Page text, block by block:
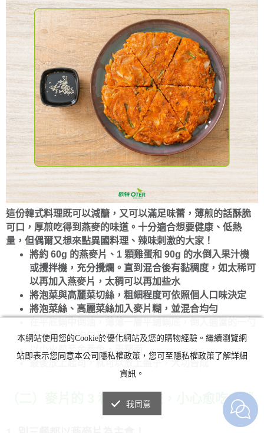
這份韓式料理既可以減醣，又可以滿足味蕾，薄煎的話酥脆
可口，厚煎吃得到燕麥的味道。十分適合想要健康、低熱
量，但偶爾又想來點異國料理、辣味刺激的大家！
將約 60g 的燕麥片、1 顆雞蛋和 90g 的水倒入果汁機
或攪拌機，充分攪爛。直到混合後有黏稠度，如太稀可
以再加入燕麥片，太稠可以再加些水
將泡菜與高麗菜切絲，粗細程度可依照個人口味決定
將泡菜絲、高麗菜絲加入麥片糊，並混合均勻
麥片糊，並均勻平鋪在鍋上
以小火煎至金黃色，再翻面
最後放上起司，就可以放上盤子，大功告成
（二）麥片的 3 種 NG 吃法，小心愈吃愈胖
本網站使用您的Cookie於優化網站及您的購物經驗。繼續瀏覽網
站即表示您同意本公司隱私權政策，您可至隱私權政策了解詳細
資訊。
我同意